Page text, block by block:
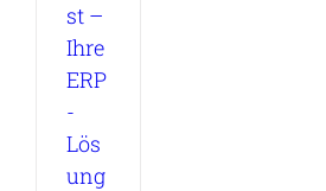
st –
Ihre
ERP
-
Lös
ung